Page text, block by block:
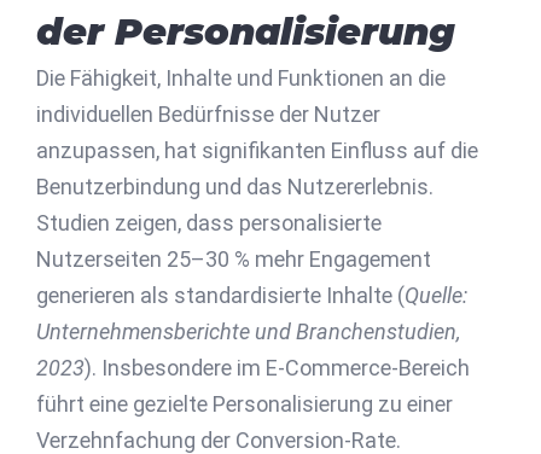
der Personalisierung
Die Fähigkeit, Inhalte und Funktionen an die
individuellen Bedürfnisse der Nutzer
anzupassen, hat signifikanten Einfluss auf die
Benutzerbindung und das Nutzererlebnis.
Studien zeigen, dass personalisierte
Nutzerseiten 25–30 % mehr Engagement
generieren als standardisierte Inhalte (Quelle:
Unternehmensberichte und Branchenstudien,
2023). Insbesondere im E-Commerce-Bereich
führt eine gezielte Personalisierung zu einer
Verzehnfachung der Conversion-Rate.